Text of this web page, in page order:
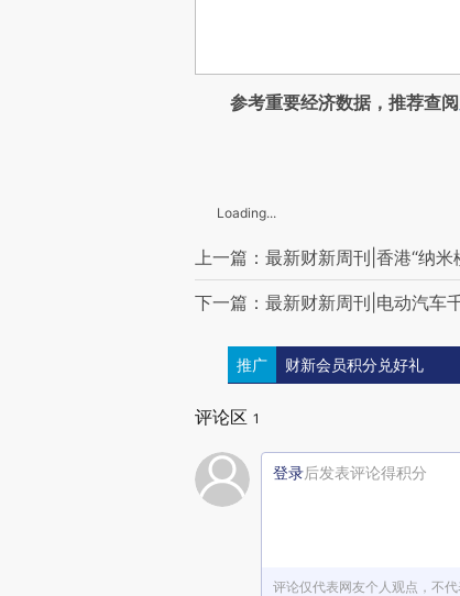
参考重要经济数据，推荐查阅
Loading...
上一篇：最新财新周刊|香港“纳米
下一篇：最新财新周刊|电动汽车
推广 财新会员积分兑好礼
评论区 1
登录后发表评论得积分
评论仅代表网友个人观点，不